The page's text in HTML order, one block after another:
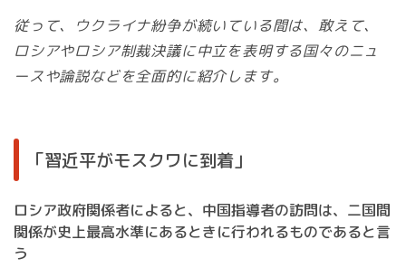
従って、ウクライナ紛争が続いている間は、敢えて、
ロシアやロシア制裁決議に中立を表明する国々のニュ
ースや論説などを全面的に紹介します。
「習近平がモスクワに到着」
ロシア政府関係者によると、中国指導者の訪問は、二国間
関係が史上最高水準にあるときに行われるものであると言
う